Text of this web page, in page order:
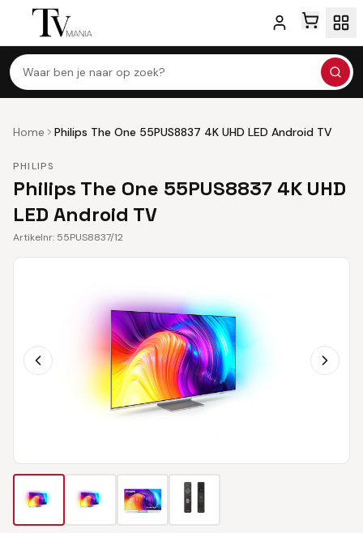
Waar ben je naar op zoek?
Home Philips The One 55PUS8837 4K UHD LED Android TV
PHILIPS
Philips The One 55PUS8837 4K UHD
LED Android TV
Artikelnr: 55PUS8837/12